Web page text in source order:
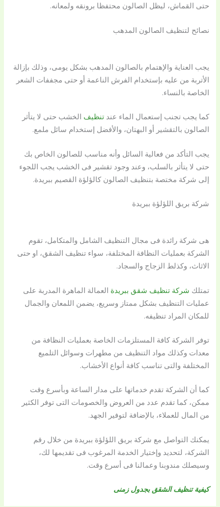
حتى القماش، ليظل الصالون محتفظا برونقه ولمعانه.
نصائح لتنظيف الصالون المدهب
يجب العناية والإهتمام بالصالون المدهب بشكل يومى، وذلك بإزالة
الأتربة من عليه بإستخدام الفرش الناعمة أو حتى مجففات الشعر
الخاصة بالنساء.
كما يجب تجنب إستعمال الماء عندتنظيف الخشب حتى لا يتأثر
الصالون بالتقشير أو البهتان، والأفضل إستخدام سائل ملمع.
يجب التأكد من فعالية السائل وأنه مناسب للصالون الخاص بك
حتى لا يتأثر بالسلب، وعند وجود تقشير فى الخشب يجب اللجوء
إلى شركة مختصة بتنظيف الصالون كالؤلؤة القصيم ببريدة.
شركة بريق اللؤلؤة ببريدة
هى شركة رائدة فى مجال التنظيف الشامل والمتكامل، تقوم
الشركة بعمليات النظافة المختلفة، سواء تنظيف الشقق، او حتى
الاثاث، وكذلط الزجاج والسجاد.
تمتلك شركة تنظيف شقق ببريدة العمالة الماهرة المدربة على
عمليات التنظيف بشكل ممتاز وسريع، يضمن اللمعان والجمال
للمكان المراد تنظيفه.
توفر الشركة كافة المستلزمات الخاصة بعمليات النظافة من
معدات وكذلك مواد التنظيف من مطهرات وسوائل التلميع
المختلفة والتى تناسب كافة أنواع الأخشاب.
كما أن الشركة تقدم خدماتها على مدار الساعة وبأسرع وقت
ممكن، كما تقدم عدد من العروض والخصومات التى توفر الكثير
من المال للعملاء، بالإضافة لتوفير الجهد.
يمكنك التواصل مع شركة بريق اللؤلؤة ببريدة من خلال رقم
الشركة، لتحديد وإختيار الخدمة المرغوب فى تقديمها لك،
وسيصلك مندوبنا وعمالنا فى أسرع وقت.
كيفية تنظيف الشقق بجدول زمنى